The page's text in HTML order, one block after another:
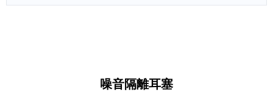
噪音隔離耳塞